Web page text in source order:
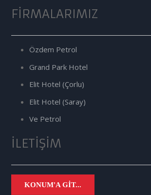
FIRMALARIMIZ
Özdem Petrol
Grand Park Hotel
Elit Hotel (Çorlu)
Elit Hotel (Saray)
Ve Petrol
İLETIŞIM
KONUM'A GIT...